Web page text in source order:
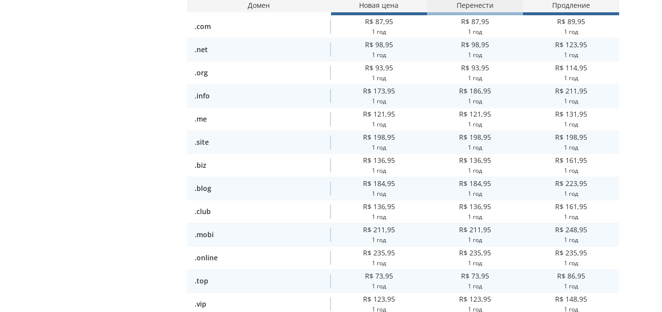
Домен Новая цена Перенести Продление
.com
R$ 87,95
1 год
R$ 87,95
1 год
R$ 89,95
1 год
.net
R$ 98,95
1 год
R$ 98,95
1 год
R$ 123,95
1 год
.org
R$ 93,95
1 год
R$ 93,95
1 год
R$ 114,95
1 год
.info
R$ 173,95
1 год
R$ 186,95
1 год
R$ 211,95
1 год
.me
R$ 121,95
1 год
R$ 121,95
1 год
R$ 131,95
1 год
.site
R$ 198,95
1 год
R$ 198,95
1 год
R$ 198,95
1 год
.biz
R$ 136,95
1 год
R$ 136,95
1 год
R$ 161,95
1 год
.blog
R$ 184,95
1 год
R$ 184,95
1 год
R$ 223,95
1 год
.club
R$ 136,95
1 год
R$ 136,95
1 год
R$ 161,95
1 год
.mobi
R$ 211,95
1 год
R$ 211,95
1 год
R$ 248,95
1 год
.online
R$ 235,95
1 год
R$ 235,95
1 год
R$ 235,95
1 год
.top
R$ 73,95
1 год
R$ 73,95
1 год
R$ 86,95
1 год
.vip
R$ 123,95
1 год
R$ 123,95
1 год
R$ 148,95
1 год